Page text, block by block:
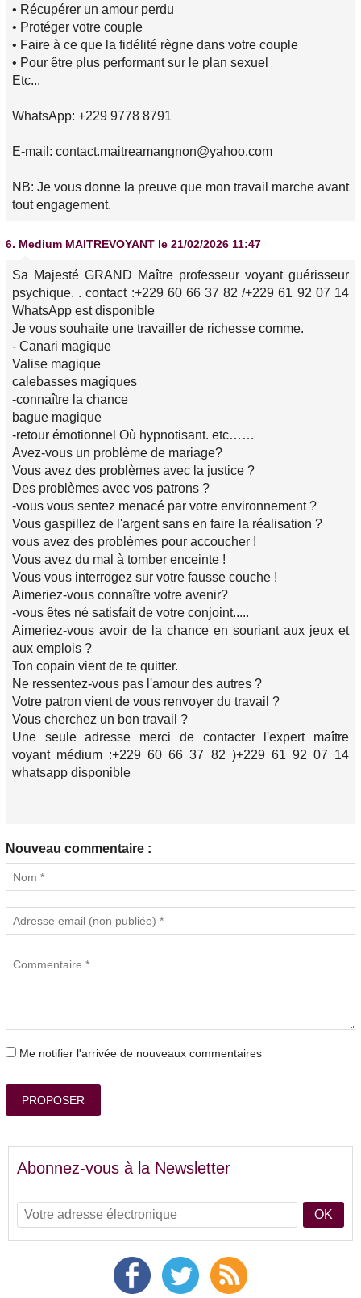
• Récupérer un amour perdu
• Protéger votre couple
• Faire à ce que la fidélité règne dans votre couple
• Pour être plus performant sur le plan sexuel
Etc...
WhatsApp: +229 9778 8791
E-mail: contact.maitreamangnon@yahoo.com
NB: Je vous donne la preuve que mon travail marche avant
tout engagement.
6. Medium MAITREVOYANT le 21/02/2026 11:47
Sa Majesté GRAND Maître professeur voyant guérisseur
psychique. . contact :+229 60 66 37 82 /+229 61 92 07 14
WhatsApp est disponible
Je vous souhaite une travailler de richesse comme.
- Canari magique
Valise magique
calebasses magiques
-connaître la chance
bague magique
-retour émotionnel Où hypnotisant. etc……
Avez-vous un problème de mariage?
Vous avez des problèmes avec la justice ?
Des problèmes avec vos patrons ?
-vous vous sentez menacé par votre environnement ?
Vous gaspillez de l'argent sans en faire la réalisation ?
vous avez des problèmes pour accoucher !
Vous avez du mal à tomber enceinte !
Vous vous interrogez sur votre fausse couche !
Aimeriez-vous connaître votre avenir?
-vous êtes né satisfait de votre conjoint.....
Aimeriez-vous avoir de la chance en souriant aux jeux et
aux emplois ?
Ton copain vient de te quitter.
Ne ressentez-vous pas l'amour des autres ?
Votre patron vient de vous renvoyer du travail ?
Vous cherchez un bon travail ?
Une seule adresse merci de contacter l'expert maître
voyant médium :+229 60 66 37 82 )+229 61 92 07 14
whatsapp disponible
Nouveau commentaire :
Me notifier l'arrivée de nouveaux commentaires
PROPOSER
Abonnez-vous à la Newsletter
OK